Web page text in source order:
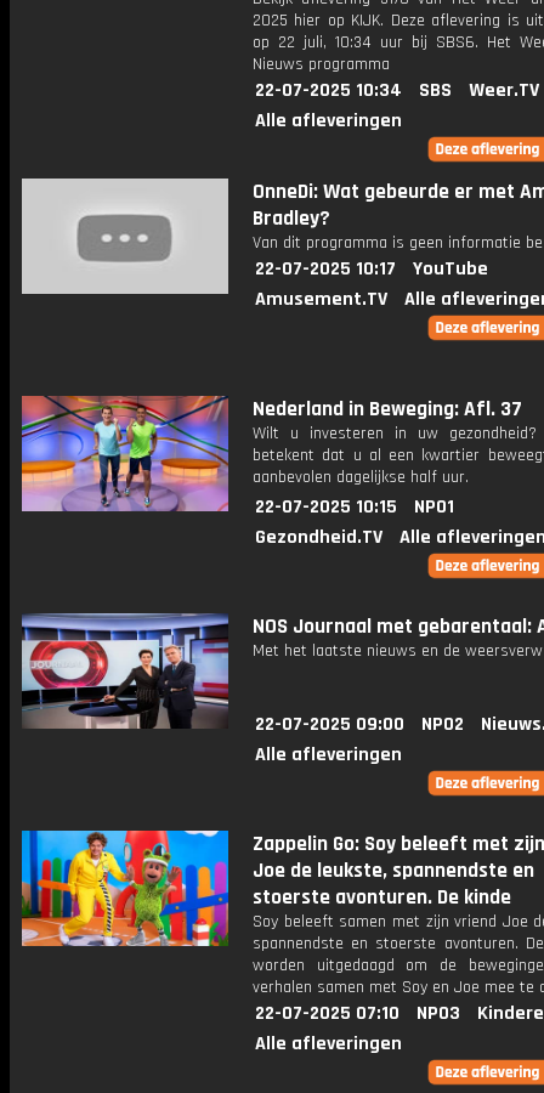
2025 hier op KIJK. Deze aflevering is
op 22 juli, 10:34 uur bij SBS6. Het
Nieuws programma
22-07-2025 10:34 SBS
Weer.TV
Alle afleveringen
OnneDi: Wat gebeurde er met
Bradley?
Van dit programma is geen informatie
22-07-2025 10:17
YouTube
Amusement.TV
Alle
Nederland in Beweging: Afl. 37
Wilt u investeren in uw gezondheid?
betekent dat u al een kwartier
aanbevolen dagelijkse half uur.
22-07-2025 10:15
NPO1
Gezondheid.TV
Alle
NOS Journaal met gebarentaal:
Met het laatste nieuws en de
22-07-2025 09:00 NPO2
Alle afleveringen
Zappelin Go: Soy beleeft met
Joe de leukste, spannendste en
stoerste avonturen. De kinde
Soy beleeft samen met zijn vriend Joe
spannendste en stoerste avonturen.
worden uitgedaagd om de
verhalen samen met Soy en Joe mee te
22-07-2025 07:10 NPO3
Alle afleveringen